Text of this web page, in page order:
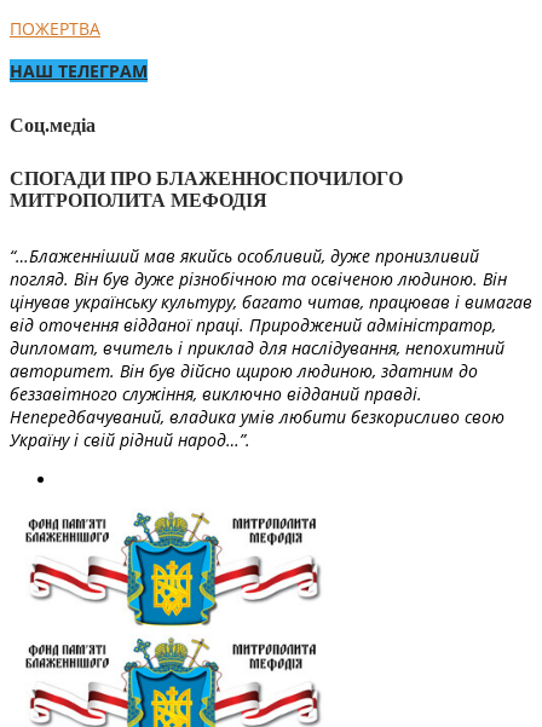
ПОЖЕРТВА
НАШ ТЕЛЕГРАМ
Соц.медіа
СПОГАДИ ПРО БЛАЖЕННОСПОЧИЛОГО
МИТРОПОЛИТА МЕФОДІЯ
“…Блаженніший мав якийсь особливий, дуже пронизливий
погляд. Він був дуже різнобічною та освіченою людиною. Він
цінував українську культуру, багато читав, працював і вимагав
від оточення відданої праці. Природжений адміністратор,
дипломат, вчитель і приклад для наслідування, непохитний
авторитет. Він був дійсно щирою людиною, здатним до
беззавітного служіння, виключно відданий правді.
Непередбачуваний, владика умів любити безкорисливо свою
Україну і свій рідний народ…”.